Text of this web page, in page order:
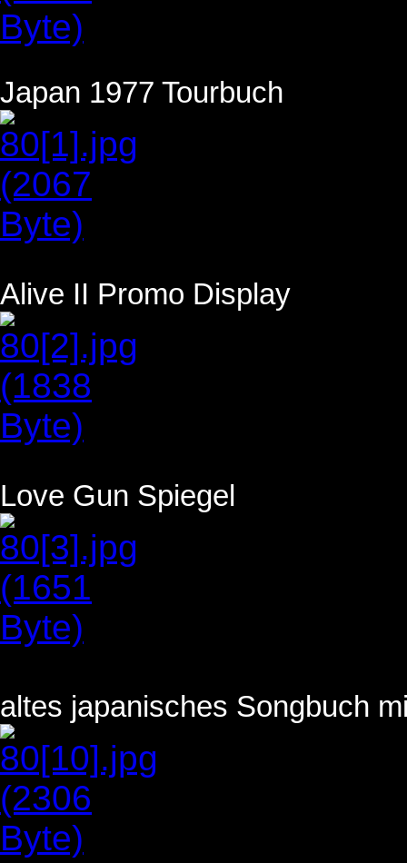
Japan 1977 Tourbuch
Alive II Promo Display
Love Gun Spiegel
altes japanisches Songbuch